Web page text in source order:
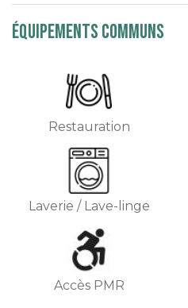
équipements communs
Restauration
Laverie / Lave-linge
Accès PMR